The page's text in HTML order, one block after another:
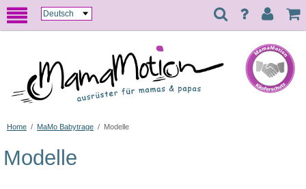
Home / MaMo Babytrage / Modelle
Modelle